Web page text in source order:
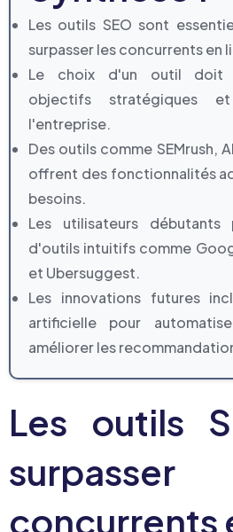
Les outils SEO sont
surpasser les concurrents en
Le choix d'un outil doit
objectifs stratégiques
l'entreprise.
Des outils comme SEMrush,
offrent des fonctionnalités
besoins.
Les utilisateurs débutants
d'outils intuitifs comme
et Ubersuggest.
Les innovations futures
artificielle pour
améliorer les
Les outils
concurrents